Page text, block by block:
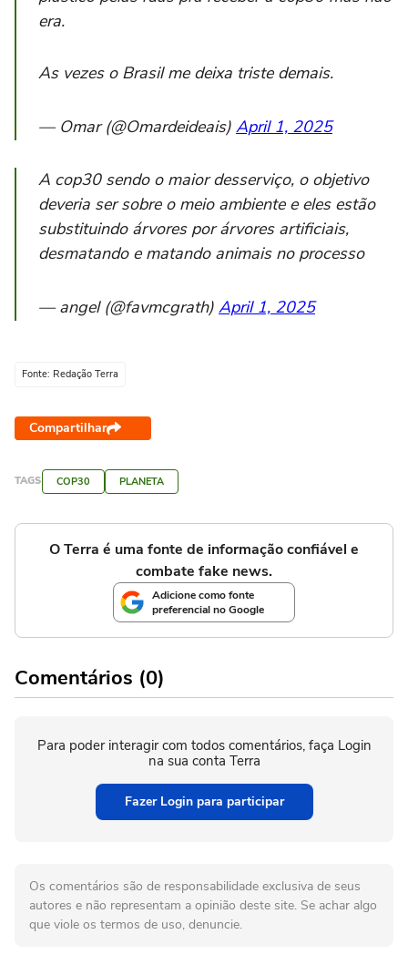
era.
As vezes o Brasil me deixa triste demais.
— Omar (@Omardeideais) April 1, 2025
A cop30 sendo o maior desserviço, o objetivo
deveria ser sobre o meio ambiente e eles estão
substituindo árvores por árvores artificiais,
desmatando e matando animais no processo
— angel (@favmcgrath) April 1, 2025
Fonte: Redação Terra
Compartilhar
TAGS COP30 PLANETA
O Terra é uma fonte de informação confiável e
combate fake news.
Adicione como fonte
preferencial no Google
Comentários (0)
Para poder interagir com todos comentários, faça Login
na sua conta Terra
Fazer Login para participar
Os comentários são de responsabilidade exclusiva de seus
autores e não representam a opinião deste site. Se achar algo
que viole os termos de uso, denuncie.